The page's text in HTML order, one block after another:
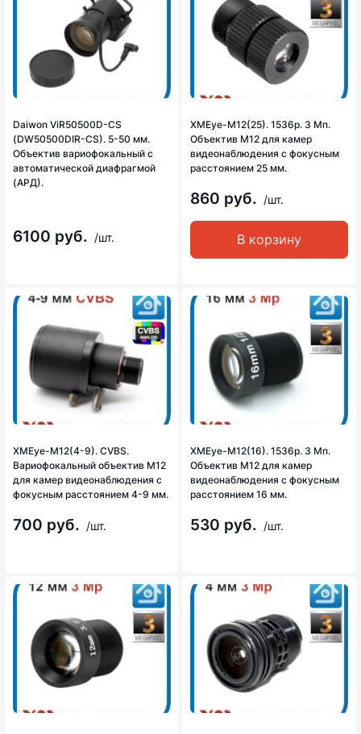
Daiwon ViR50500D-CS
(DW50500DIR-CS). 5-50 мм.
Объектив вариофокальный с
автоматической диафрагмой
(АРД).
6100 руб. /шт.
XMEye-M12(25). 1536p. 3 Мп.
Объектив М12 для камер
видеонаблюдения с фокусным
расстоянием 25 мм.
860 руб. /шт.
В корзину
XMEye-М12(4-9). CVBS.
Вариофокальный объектив М12
для камер видеонаблюдения с
фокусным расстоянием 4-9 мм.
700 руб. /шт.
XMEye-M12(16). 1536p. 3 Мп.
Объектив М12 для камер
видеонаблюдения с фокусным
расстоянием 16 мм.
530 руб. /шт.